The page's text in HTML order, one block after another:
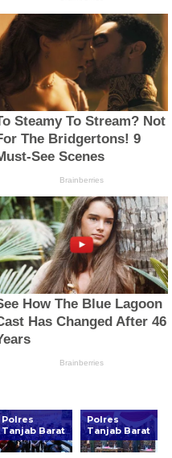
Polres
Tanjab Barat
Polres
Tanjab Barat